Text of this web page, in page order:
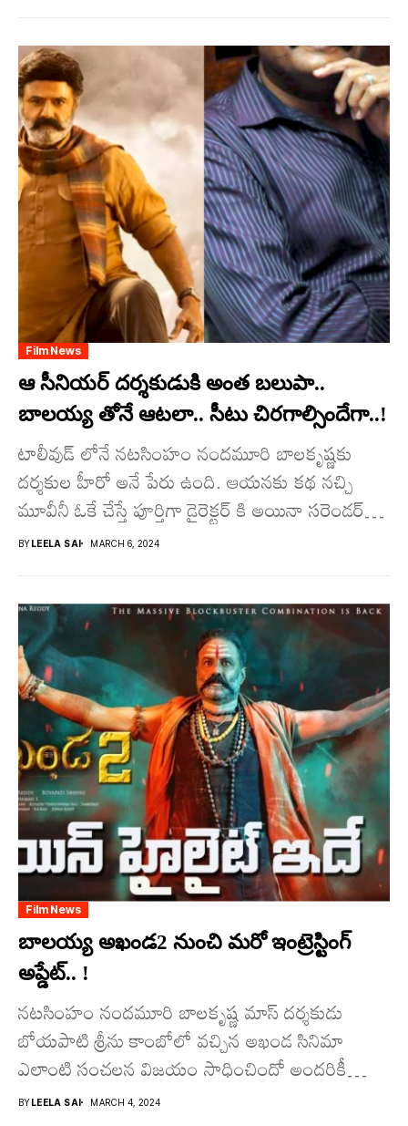
Film News
ఆ సీనియర్ దర్శకుడుకి అంత బలుపా..
బాలయ్య తోనే ఆటలా.. సీటు చిరగాల్సిందేగా..!
టాలీవుడ్ లోనే నట‌సింహం నందమూరి బాలకృష్ణకు
దర్శకుల హీరో అనే పేరు ఉంది. ఆయనకు కథ నచ్చి
మూవీనీ ఓకే చేస్తే పూర్తిగా డైరెక్టర్ కి అయినా సరెండర్
అయిపోతారు.. ఈ...
BYLEELA SAI MARCH 6, 2024
Film News
బాలయ్య అఖండ2 నుంచి మరో ఇంట్రెస్టింగ్
అప్డేట్.. !
నట‌సింహం నందమూరి బాలకృష్ణ మాస్ దర్శకుడు
బోయపాటి శ్రీను కాంబోలో వచ్చిన అఖండ సినిమా
ఎలాంటి సంచలన విజయం సాధించిందో అందరికీ
తెలిసిందే. ఈ సినిమాకు సిక్వల్ గా వచ్చే అఖండ2...
BYLEELA SAI MARCH 4, 2024